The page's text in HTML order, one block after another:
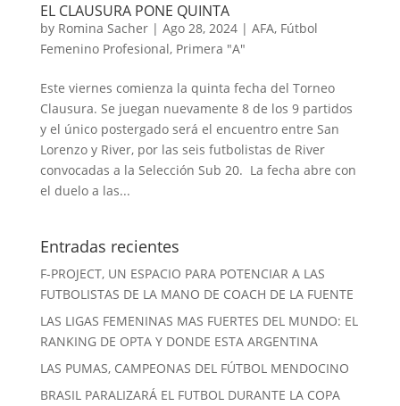
EL CLAUSURA PONE QUINTA
by Romina Sacher| Ago 28, 2024| AFA, Fútbol
Femenino Profesional, Primera "A"
Este viernes comienza la quinta fecha del Torneo
Clausura. Se juegan nuevamente 8 de los 9 partidos
y el único postergado será el encuentro entre San
Lorenzo y River, por las seis futbolistas de River
convocadas a la Selección Sub 20. La fecha abre con
el duelo a las...
Entradas recientes
F-PROJECT, UN ESPACIO PARA POTENCIAR A LAS
FUTBOLISTAS DE LA MANO DE COACH DE LA FUENTE
LAS LIGAS FEMENINAS MAS FUERTES DEL MUNDO: EL
RANKING DE OPTA Y DONDE ESTA ARGENTINA
LAS PUMAS, CAMPEONAS DEL FÚTBOL MENDOCINO
BRASIL PARALIZARÁ EL FUTBOL DURANTE LA COPA